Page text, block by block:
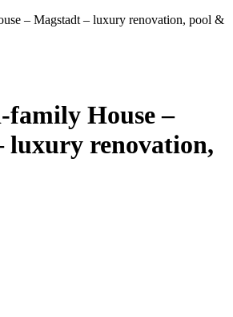
House –
luxury renovation,